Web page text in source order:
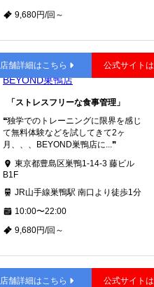
9,680円/回～
巣鴨
BEYOND巣鴨店
「ストレスフリーな食事管理」
❝独学でのトレーニングに限界を感じ
て無料体験などを試してきて2ヶ
月、、、BEYOND巣鴨店に...❞
東京都豊島区巣鴨1-14-3 藤ビル
B1F
JR山手線巣鴨駅 南口より徒歩1分
10:00〜22:00
9,680円/回～
店舗詳細はこちら 公式サイト
麻布十番
店舗詳細はこちら 公式サイト